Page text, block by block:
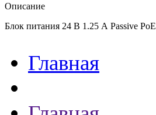
Описание
Блок питания 24 В 1.25 А Passive PoE
Главная